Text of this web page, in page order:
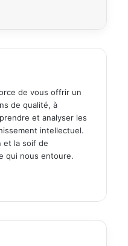
de vous offrir un
de qualité, à
et analyser les
intellectuel.
et la soif de
qui nous entoure.